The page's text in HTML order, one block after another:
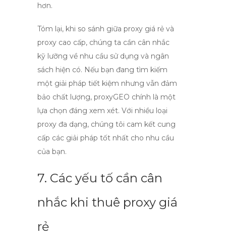
hơn.
Tóm lại, khi so sánh giữa proxy giá rẻ và
proxy cao cấp, chúng ta cần cân nhắc
kỹ lưỡng về nhu cầu sử dụng và ngân
sách hiện có. Nếu bạn đang tìm kiếm
một giải pháp tiết kiệm nhưng vẫn đảm
bảo chất lượng, proxyGEO chính là một
lựa chọn đáng xem xét. Với nhiều loại
proxy đa dạng, chúng tôi cam kết cung
cấp các giải pháp tốt nhất cho nhu cầu
của bạn.
7. Các yếu tố cần cân
nhắc khi thuê proxy giá
rẻ